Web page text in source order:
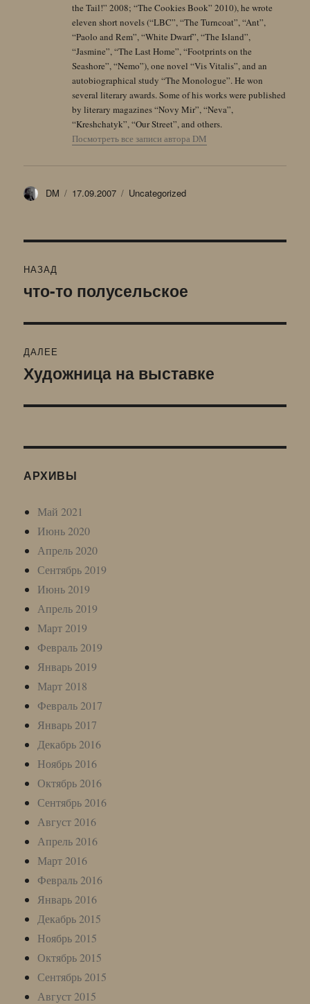
the Tail!” 2008; “The Cookies Book” 2010), he wrote
eleven short novels (“LBC”, “The Turncoat”, “Ant”,
“Paolo and Rem”, “White Dwarf”, “The Island”,
“Jasmine”, “The Last Home”, “Footprints on the
Seashore”, “Nemo”), one novel “Vis Vitalis”, and an
autobiographical study “The Monologue”. He won
several literary awards. Some of his works were published
by literary magazines “Novy Mir”, “Neva”,
“Kreshchatyk”, “Our Street”, and others.
Посмотреть все записи автора DM
Автор
DM Опубликовано
17.09.2007 Рубрики
Uncategorized
по
НАЗАД
Предыдущая
что-то полусельское
ДАЛЕЕ
Следующая
Художница на выставке
АРХИВЫ
Май 2021
Июнь 2020
Апрель 2020
Сентябрь 2019
Июнь 2019
Апрель 2019
Март 2019
Февраль 2019
Январь 2019
Март 2018
Февраль 2017
Январь 2017
Декабрь 2016
Ноябрь 2016
Октябрь 2016
Сентябрь 2016
Август 2016
Апрель 2016
Март 2016
Февраль 2016
Январь 2016
Декабрь 2015
Ноябрь 2015
Октябрь 2015
Сентябрь 2015
Август 2015